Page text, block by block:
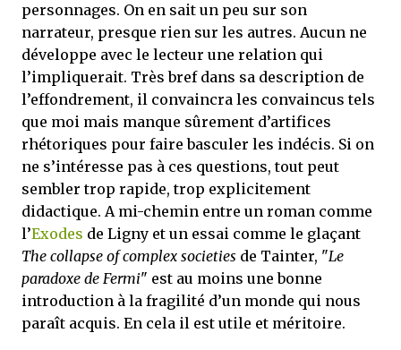
personnages. On en sait un peu sur son
narrateur, presque rien sur les autres. Aucun ne
développe avec le lecteur une relation qui
l’impliquerait. Très bref dans sa description de
l’effondrement, il convaincra les convaincus tels
que moi mais manque sûrement d’artifices
rhétoriques pour faire basculer les indécis. Si on
ne s’intéresse pas à ces questions, tout peut
sembler trop rapide, trop explicitement
didactique. A mi-chemin entre un roman comme
l’Exodes de Ligny et un essai comme le glaçant
The collapse of complex societies de Tainter, "Le
paradoxe de Fermi" est au moins une bonne
introduction à la fragilité d’un monde qui nous
paraît acquis. En cela il est utile et méritoire.